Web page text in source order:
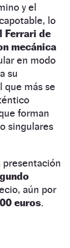
y el
lo
Ferrari de
mecánica
en modo
su
que más se
forman
singulares
presentación
aún por
euros.